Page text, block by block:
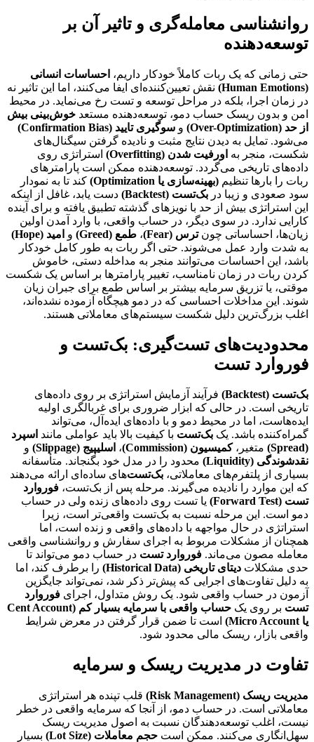
روانشناسی معامله‌گری و تاثیر آن بر
توسعه‌دهنده
حتی زمانی که یک ربات کاملاً خودکار داریم، احساسات انسانی
(Human Emotions)
نقش تعیین‌کننده‌ای ایفا می‌کنند، اما این تاثیر نه
در زمان اجرا، بلکه در مراحل توسعه و تست رخ می‌نماید. در محیط
امن و بدون ریسک حساب دمو، توسعه‌دهنده مستعد خوش‌بینی بیش
از حد (Over-Optimization)
و سوگیری تایید (Confirmation Bias)
می‌شود. تمایل به دیدن نتایج مثبت و نادیده گرفتن سیگنال‌های
شکست، منجر به اورفیت شدن (Overfitting)
استراتژی روی
داده‌های تاریخی می‌گردد. توسعه‌دهنده ممکن است پارامترهای
ربات را بارها تنظیم (بهینه‌سازی یا Optimization)
کند تا به نمودار
سود صعودی و زیبا در بک‌تست (Backtest)
دست یابد، غافل از اینکه
این استراتژی بیش از حد با نویزهای گذشته تطبیق یافته و برای آینده
کارایی ندارد. در سوی دیگر، در حساب واقعی، با وارد آمدن اولین
زیان‌ها، احساساتی چونترس (Fear) ، طمع (Greed) و امید (Hope)
به شدت وارد عمل می‌شوند. حتی اگر ربات به طور کامل خودکار
باشد، این احساسات می‌توانند منجر به مداخله دستی، خاموش
کردن ربات در زمان نامناسب، تغییر پارامترها بر اساس یک شکست
موقتی، یا تزریق سرمایه بیشتر بر اساس طمع برای جبران زیان
شوند. این مداخلات احساسی که در دمو هیچگاه آزموده نشده‌اند،
اغلب بزرگ‌ترین دلیل شکست سیستم‌های معاملاتی هستند.
محدودیت‌های تست‌گیری: بک‌تست و
فوروارد تست
بک‌تست (Backtest)
فرآیند آزمایش استراتژی بر روی داده‌های
تاریخی است. در حالی که ابزار ضروری برای غربالگری اولیه
ایده‌هاست، اما در محیط دمو و با داده‌های ایده‌آل، می‌تواند
گمراه‌کننده باشد. یک بک‌تست با کیفیت بالا باید عواملی مانند اسپرد
(Spread)
متغیر،کمیسیون (Commission) ، اسلیپیج (Slippage)
و
نقدشوندگی (Liquidity)
محدود را در مدل خود بگنجاند. متأسفانه
بسیاری از پلتفرم‌های معاملاتی، بک‌تست‌های ساده‌ای ارائه می‌دهند
که این موارد را نادیده می‌گیرند. مرحله پس از بک‌تست، فوروارد
تست (Forward Test)
یا تست روی داده‌های زنده ولی در حساب
دمو است. این مرحله نسبت به بک‌تست واقعی‌تر است، زیرا
استراتژی در حال مواجهه با داده‌های واقعی و زنده است، اما
همچنان از مشکلات مربوط به اجرای سفارش و روانشناسی واقعی
معامله مصون می‌ماند. فوروارد تست در حساب دمو می‌تواند تا
حدی مشکلات دیتای تاریخی (Historical Data)
را برطرف کند، اما
به دلیل تفاوت‌های اجرایی که پیش‌تر ذکر شد، نمی‌تواند جایگزین
آزمون در حساب واقعی شود. یک روش متداول، اجرای فوروارد
تست بر روی یک
حساب واقعی با سرمایه بسیار کم (Cent Account
یا Micro Account)
است تا ضمن قرار گرفتن در معرض شرایط
واقعی بازار، ریسک مالی محدود شود.
تفاوت در مدیریت ریسک و سرمایه
مدیریت ریسک (Risk Management)
قلب تپنده هر استراتژی
معاملاتی است. در حساب دمو، از آنجا که سرمایه واقعی در خطر
نیست، اغلب توسعه‌دهندگان نسبت به اصول مدیریت ریسک
سهل‌انگاری می‌کنند. ممکن است حجم معاملات (Lot Size) بسیار